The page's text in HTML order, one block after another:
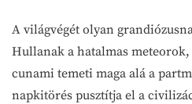
A világvégét olyan
Hullanak a hatalmas
cunami temeti maga alá a
napkitörés pusztítja el a